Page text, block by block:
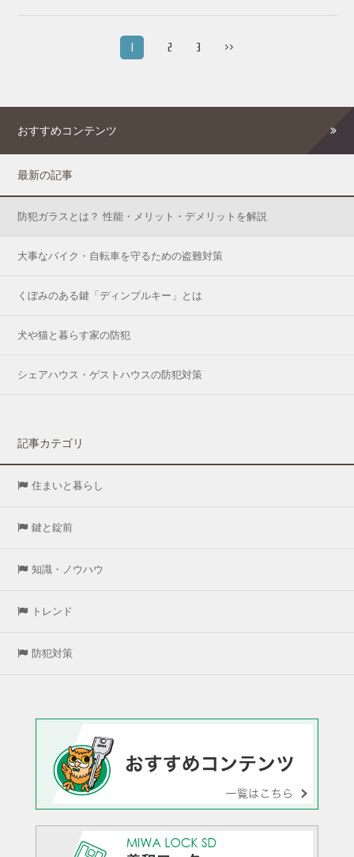
1 2 3 >>
おすすめコンテンツ
最新の記事
防犯ガラスとは？ 性能・メリット・デメリットを解説
大事なバイク・自転車を守るための盗難対策
くぼみのある鍵「ディンプルキー」とは
犬や猫と暮らす家の防犯
シェアハウス・ゲストハウスの防犯対策
記事カテゴリ
住まいと暮らし
鍵と錠前
知識・ノウハウ
トレンド
防犯対策